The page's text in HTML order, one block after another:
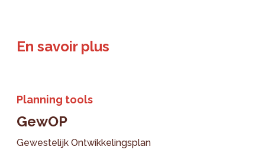
En savoir plus
Planning tools
GewOP
Gewestelijk Ontwikkelingsplan